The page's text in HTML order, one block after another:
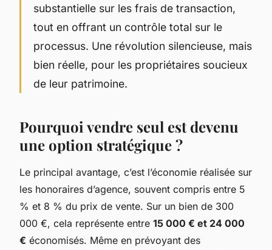
substantielle sur les frais de transaction,
tout en offrant un contrôle total sur le
processus. Une révolution silencieuse, mais
bien réelle, pour les propriétaires soucieux
de leur patrimoine.
Pourquoi vendre seul est devenu
une option stratégique ?
Le principal avantage, c’est l’économie réalisée sur
les honoraires d’agence, souvent compris entre 5
% et 8 % du prix de vente. Sur un bien de 300
000 €, cela représente entre 15 000 € et 24 000
€ économisés. Même en prévoyant des